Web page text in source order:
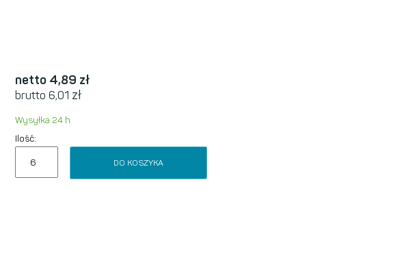
netto 4,89 zł
brutto 6,01 zł
Wysyłka 24 h
Ilość:
DO KOSZYKA